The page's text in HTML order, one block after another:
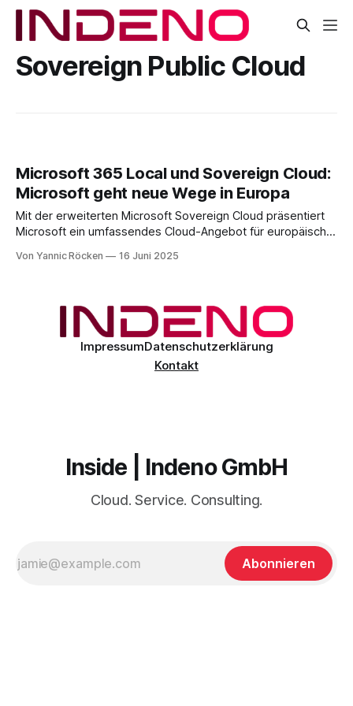
Sovereign Public Cloud
Microsoft 365 Local und Sovereign Cloud:
Microsoft geht neue Wege in Europa
Mit der erweiterten Microsoft Sovereign Cloud präsentiert
Microsoft ein umfassendes Cloud-Angebot für europäische
Souveränität konsequent in den Mittelpunkt stellen soll. Die
mit maximaler Kontrolle über ihre Daten, Infrastruktur und
Von Yannic Röcken 16 Juni 2025
ImpressumDatenschutzerklärung
Kontakt
Inside | Indeno GmbH
Cloud. Service. Consulting.
Abonnieren